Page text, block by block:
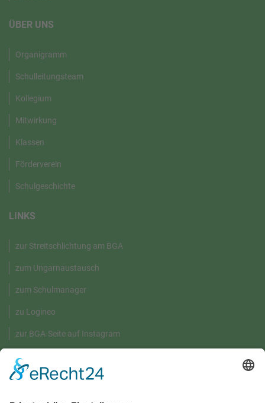
ÜBER UNS
Organigramm
Schulleitungsteam
Kollegium
Mitwirkung
Klassen
Förderverein
Schulgeschichte
LINKS
zur Streitschlichtung am BGA
zum Ungarnaustausch
zum Schulmanager
zu Logineo
zur BGA-Seite auf Instagram
GRÜNE UMWELT-BOX